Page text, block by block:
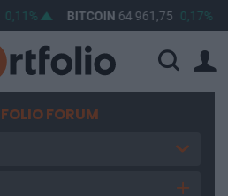
BITCOIN64 961,75 0,17%
FORUM